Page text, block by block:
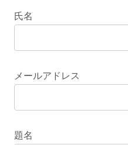
氏名
メールアドレス
題名